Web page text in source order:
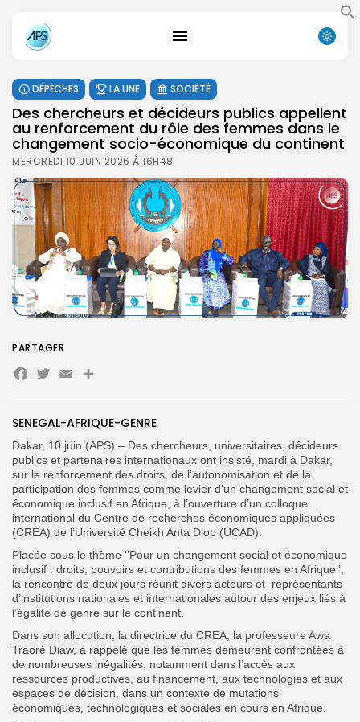
Search
for:
Search
Button
FR
DÉPÊCHES LA UNE SOCIÉTÉ
Des chercheurs et décideurs publics appellent
au renforcement du rôle des femmes dans le
changement socio-économique du continent
MERCREDI 10 JUIN 2026 À 16H48
SENEGAL-AFRIQUE-GENRE
Dakar, 10 juin (APS) – Des chercheurs, universitaires, décideurs
publics et partenaires internationaux ont insisté, mardi à Dakar,
sur le renforcement des droits, de l’autonomisation et de la
participation des femmes comme levier d’un changement social et
économique inclusif en Afrique, à l’ouverture d’un colloque
international du Centre de recherches économiques appliquées
(CREA) de l’Université Cheikh Anta Diop (UCAD).
Placée sous le thème ‘’Pour un changement social et économique
inclusif : droits, pouvoirs et contributions des femmes en Afrique’’,
la rencontre de deux jours réunit divers acteurs et représentants
d’institutions nationales et internationales autour des enjeux liés à
l’égalité de genre sur le continent.
Dans son allocution, la directrice du CREA, la professeure Awa
Traoré Diaw, a rappelé que les femmes demeurent confrontées à
de nombreuses inégalités, notamment dans l’accès aux
ressources productives, au financement, aux technologies et aux
espaces de décision, dans un contexte de mutations
économiques, technologiques et sociales en cours en Afrique.
PARTAGER
Facebook
Twitter
EmailPartager